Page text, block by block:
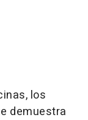
los
demuestra